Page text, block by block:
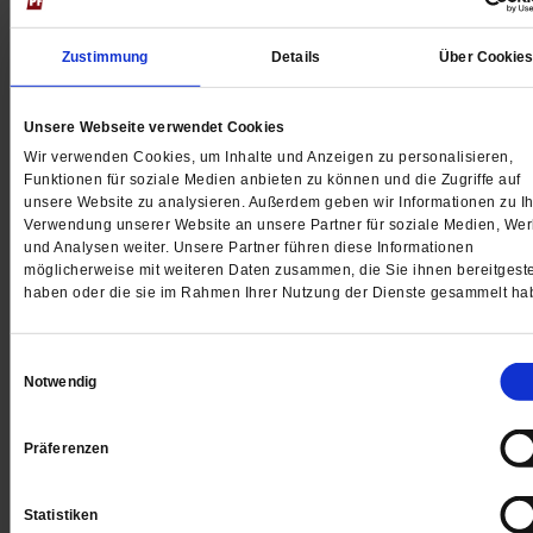
Zustimmung Details Über Cookies
Unsere Webseite verwendet Cookies
Wir verwenden Cookies, um Inhalte und Anzeigen zu personalisieren,
Funktionen für soziale Medien anbieten zu können und die Zugriffe auf
unsere Website zu analysieren. Außerdem geben wir Informationen zu
Verwendung unserer Website an unsere Partner für soziale Medien,
und Analysen weiter. Unsere Partner führen diese Informationen
möglicherweise mit weiteren Daten zusammen, die Sie ihnen
haben oder die sie im Rahmen Ihrer Nutzung der Dienste gesammelt
Notwendig
Präferenzen
Statistiken
Renate Schlich liegt im Wachkoma und wird zu
Patienten wie sie ins Heim verfrachten, weil das
ist /mehr
vonUrsula Rüssmann
»Wir sind einander alles«
Rudolf Korn (65) pflegt seit zwei Jahren seine
er sie geheiratet